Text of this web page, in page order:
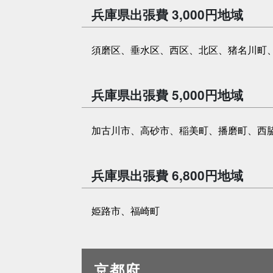
兵庫県出張費 3,000円地域
須磨区、垂水区、西区、北区、猪名川町
兵庫県出張費 5,000円地域
加古川市、高砂市、稲美町、播磨町、西
兵庫県出張費 6,800円地域
姫路市、福崎町